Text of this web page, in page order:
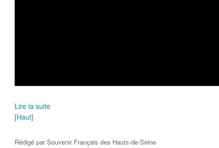
Lire la suite
[Haut]
Rédigé parSouvenir Français des Hauts-de-Seine